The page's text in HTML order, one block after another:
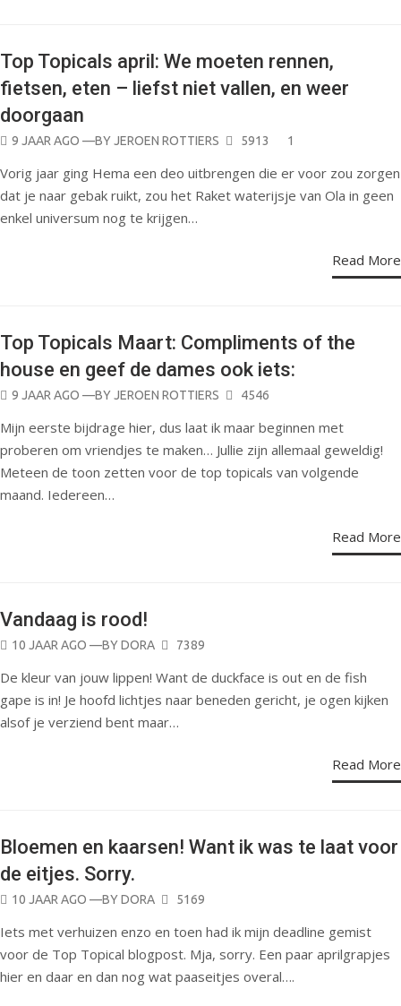
SOCIAL MEDIA
MANAGEMENT
Top Topicals april: We moeten rennen,
fietsen, eten – liefst niet vallen, en weer
doorgaan
POSTED
9 JAAR AGO —BYJEROEN ROTTIERS 5913 1
Vorig jaar ging Hema een deo uitbrengen die er voor zou zorgen
dat je naar gebak ruikt, zou het Raket waterijsje van Ola in geen
enkel universum nog te krijgen…
Read More
SOCIAL MEDIA
MANAGEMENT
Top Topicals Maart: Compliments of the
house en geef de dames ook iets:
POSTED
9 JAAR AGO —BYJEROEN ROTTIERS 4546
Mijn eerste bijdrage hier, dus laat ik maar beginnen met
proberen om vriendjes te maken… Jullie zijn allemaal geweldig!
Meteen de toon zetten voor de top topicals van volgende
maand. Iedereen…
Read More
Vandaag is rood!
POSTED
10 JAAR AGO —BYDORA 7389
De kleur van jouw lippen! Want de duckface is out en de fish
gape is in! Je hoofd lichtjes naar beneden gericht, je ogen kijken
alsof je verziend bent maar…
Read More
TOP TOPICALS
Bloemen en kaarsen! Want ik was te laat voor
de eitjes. Sorry.
POSTED
10 JAAR AGO —BYDORA 5169
Iets met verhuizen enzo en toen had ik mijn deadline gemist
voor de Top Topical blogpost. Mja, sorry. Een paar aprilgrapjes
hier en daar en dan nog wat paaseitjes overal….